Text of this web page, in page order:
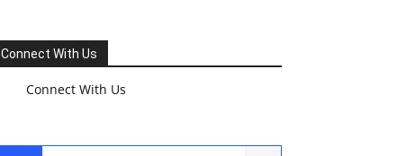
Connect With Us
Connect With Us